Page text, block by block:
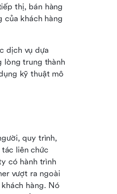
thị, bán hàng
của khách hàng
dịch vụ dựa
lòng trung thành
kỹ thuật mô
quy trình,
liên chức
có hành trình
hàng. Nó